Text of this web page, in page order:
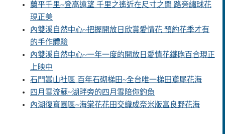
蘭平千里~登高遠望 千里之遙近在尺寸之間 路旁繡球花
現正美
內雙溪自然中心~把握開放日欣賞愛情花 預約花季才有
的手作體驗
內雙溪自然中心~一年一度的開放日愛情花鐵砲百合現正
上映中
石門嵩山社區 百年石砌梯田~全台唯一梯田鳶尾花海
四月雪流蘇~湖畔旁的四月雪陪你釣魚
內湖復育園區~海棠花花田交織成奈米版富良野花海